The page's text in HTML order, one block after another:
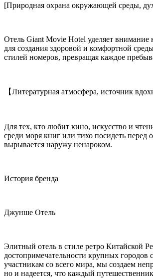
[Природная охрана окружающей среды,
Отель Giant Movie Hotel уделяет
для создания здоровой и комфортной
стилей номеров, превращая каждое
【Литературная атмосфера, источник
Для тех, кто любит кино, искусство и
среди моря книг или тихо посидеть
вырывается наружу ненароком.
История бренда
Джунше Отель
Элитный отель в стиле ретро Китайской
достопримечательности крупных
участникам со всего мира, мы создаем
но и надеется, что каждый